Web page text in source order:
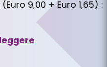
9,00 + Euro 1,65) :